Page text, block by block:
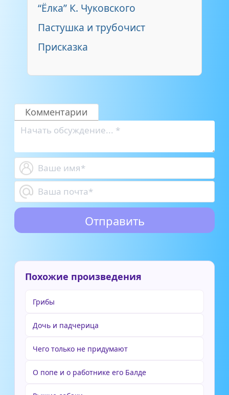
“Ёлка” К. Чуковского
Пастушка и трубочист
Присказка
Комментарии
Похожие произведения
Грибы
Дочь и падчерица
Чего только не придумают
О попе и о работнике его Балде